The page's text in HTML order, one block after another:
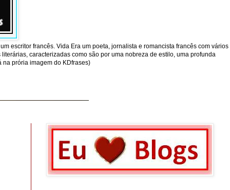
escritor francês. Vida Era um poeta, jornalista e romancista francês com vários
caracterizadas como são por uma nobreza de estilo, uma profunda
na prória imagem do KDfrases)